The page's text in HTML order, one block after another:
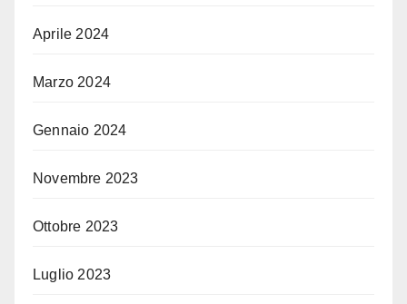
Aprile 2024
Marzo 2024
Gennaio 2024
Novembre 2023
Ottobre 2023
Luglio 2023